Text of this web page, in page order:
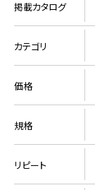
掲載カタログ
カテゴリ
価格
規格
リピート